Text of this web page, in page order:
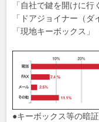
「自社で鍵を開けに
「ドアジョイナー（
「現地キーボックス
●キーボックス等の暗